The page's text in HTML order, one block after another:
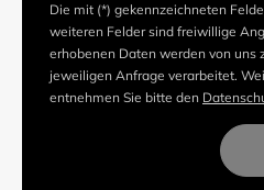
Die mit (*) gekennzeichneten
weiteren Felder sind freiwillige
erhobenen Daten werden von uns
jeweiligen Anfrage verarbeitet.
entnehmen Sie bitte den